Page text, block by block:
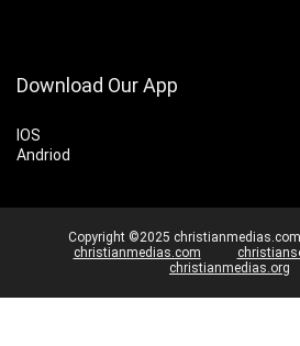
Download Our App
IOS
Andriod
Copyright ©2025
christianmedias.com
christianmedias.org